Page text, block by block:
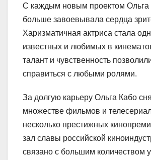
С каждым новым проектом Ольга
больше завоевывала сердца
Харизматичная актриса стала
известных и любимых в
талант и чувственность
справиться с любыми ролями.
За долгую карьеру Ольга Кабо
множестве фильмов и
несколько престижных
зал славы российской
связано с большим количеством